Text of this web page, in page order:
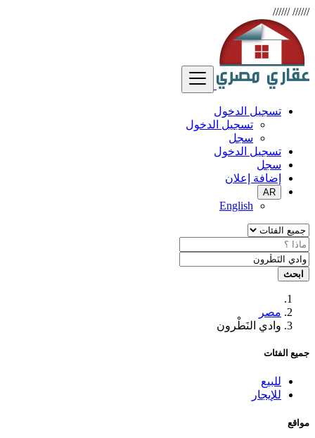
//////
//////
تسجيل الدخول
تسجيل الدخول
سجل
تسجيل الدخول
سجل
إضافة إعلان
AR
English
ابحث
مصر
وادي النَطْرون
جميع الفئات
للبيع
للإيجار
مواقع